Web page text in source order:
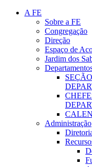
A FE
Sobre a FE
Congregação
Direção
Espaço de
Jardim dos
Administração